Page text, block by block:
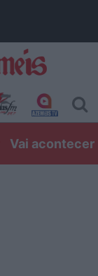
Vai acontecer